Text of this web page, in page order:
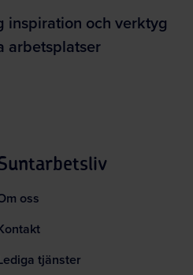
inspiration och verktyg
arbetsplatser
oss
tjänster